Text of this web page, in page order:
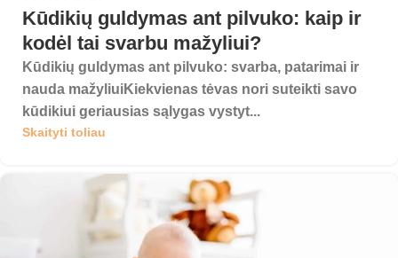
Kūdikių guldymas ant pilvuko: kaip ir
kodėl tai svarbu mažyliui?
Kūdikių guldymas ant pilvuko: svarba, patarimai ir
nauda mažyliuiKiekvienas tėvas nori suteikti savo
kūdikiui geriausias sąlygas vystyt...
Skaityti toliau